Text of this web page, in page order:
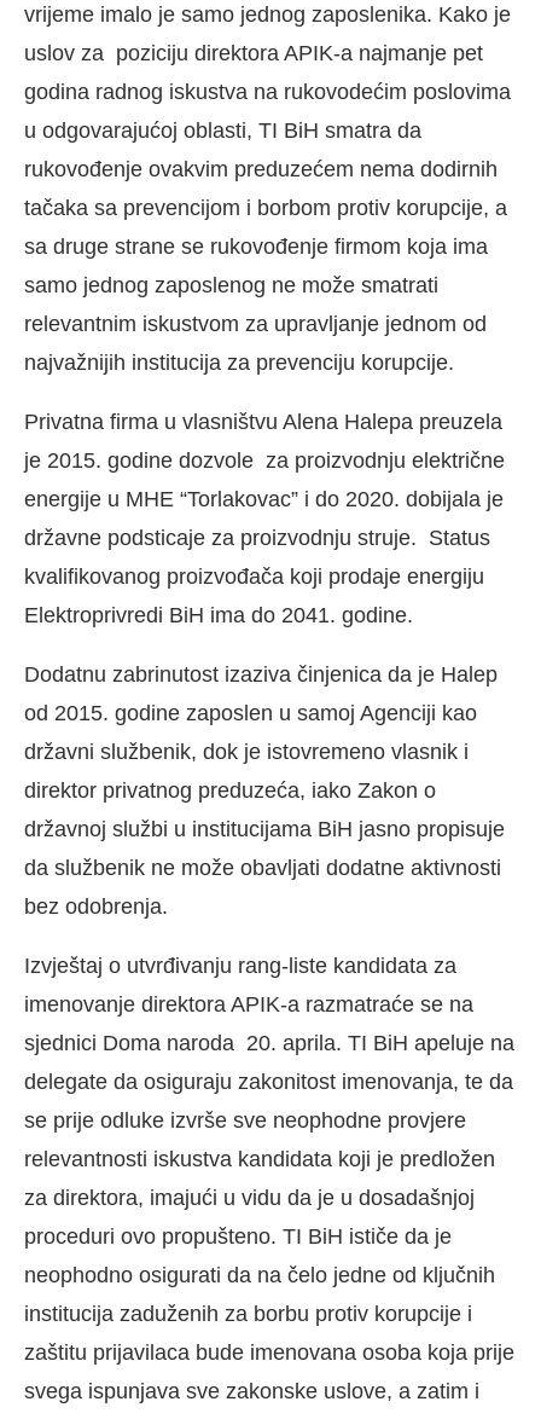
vrijeme imalo je samo jednog zaposlenika. Kako je
uslov za poziciju direktora APIK-a najmanje pet
godina radnog iskustva na rukovodećim poslovima
u odgovarajućoj oblasti, TI BiH smatra da
rukovođenje ovakvim preduzećem nema dodirnih
tačaka sa prevencijom i borbom protiv korupcije, a
sa druge strane se rukovođenje firmom koja ima
samo jednog zaposlenog ne može smatrati
relevantnim iskustvom za upravljanje jednom od
najvažnijih institucija za prevenciju korupcije.
Privatna firma u vlasništvu Alena Halepa preuzela
je 2015. godine dozvole za proizvodnju električne
energije u MHE “Torlakovac” i do 2020. dobijala je
državne podsticaje za proizvodnju struje. Status
kvalifikovanog proizvođača koji prodaje energiju
Elektroprivredi BiH ima do 2041. godine.
Dodatnu zabrinutost izaziva činjenica da je Halep
od 2015. godine zaposlen u samoj Agenciji kao
državni službenik, dok je istovremeno vlasnik i
direktor privatnog preduzeća, iako Zakon o
državnoj službi u institucijama BiH jasno propisuje
da službenik ne može obavljati dodatne aktivnosti
bez odobrenja.
Izvještaj o utvrđivanju rang-liste kandidata za
imenovanje direktora APIK-a razmatraće se na
sjednici Doma naroda 20. aprila. TI BiH apeluje na
delegate da osiguraju zakonitost imenovanja, te da
se prije odluke izvrše sve neophodne provjere
relevantnosti iskustva kandidata koji je predložen
za direktora, imajući u vidu da je u dosadašnjoj
proceduri ovo propušteno. TI BiH ističe da je
neophodno osigurati da na čelo jedne od ključnih
institucija zaduženih za borbu protiv korupcije i
zaštitu prijavilaca bude imenovana osoba koja prije
svega ispunjava sve zakonske uslove, a zatim i